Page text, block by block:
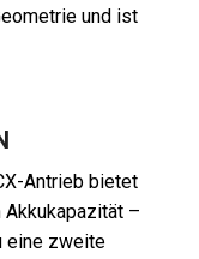
und ist
Antrieb bietet
–
eine zweite